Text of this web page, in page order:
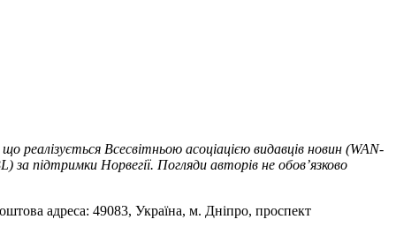
Всесвітньою асоціацією видавців новин (WAN-
підтримки Норвегії. Погляди авторів не обов’язково
адреса: 49083, Україна, м. Дніпро, проспект